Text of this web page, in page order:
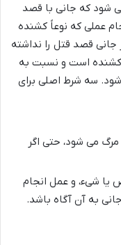
شود که جانی با قصد
عملی که نوعاً کشنده
قصد قتل را نداشته
کشنده است و نسبت به
سه شرط اصلی برای
می شود، حتی اگر
شیء، و عمل انجام
به آن آگاه باشد.